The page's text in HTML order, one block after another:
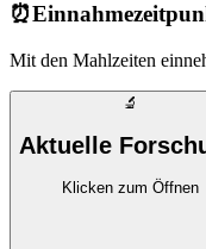
⏰
Mit den Mahlzeiten
🔬
Aktuelle
Klicken zum Öffnen